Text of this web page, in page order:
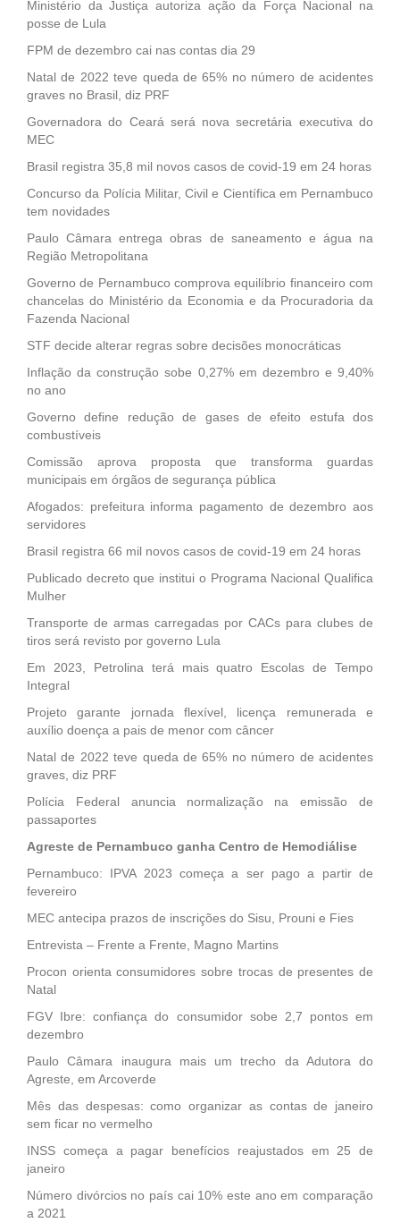
Ministério da Justiça autoriza ação da Força Nacional na
posse de Lula
FPM de dezembro cai nas contas dia 29
Natal de 2022 teve queda de 65% no número de acidentes
graves no Brasil, diz PRF
Governadora do Ceará será nova secretária executiva do
MEC
Brasil registra 35,8 mil novos casos de covid-19 em 24 horas
Concurso da Polícia Militar, Civil e Científica em Pernambuco
tem novidades
Paulo Câmara entrega obras de saneamento e água na
Região Metropolitana
Governo de Pernambuco comprova equilíbrio financeiro com
chancelas do Ministério da Economia e da Procuradoria da
Fazenda Nacional
STF decide alterar regras sobre decisões monocráticas
Inflação da construção sobe 0,27% em dezembro e 9,40%
no ano
Governo define redução de gases de efeito estufa dos
combustíveis
Comissão aprova proposta que transforma guardas
municipais em órgãos de segurança pública
Afogados: prefeitura informa pagamento de dezembro aos
servidores
Brasil registra 66 mil novos casos de covid-19 em 24 horas
Publicado decreto que institui o Programa Nacional Qualifica
Mulher
Transporte de armas carregadas por CACs para clubes de
tiros será revisto por governo Lula
Em 2023, Petrolina terá mais quatro Escolas de Tempo
Integral
Projeto garante jornada flexível, licença remunerada e
auxílio doença a pais de menor com câncer
Natal de 2022 teve queda de 65% no número de acidentes
graves, diz PRF
Polícia Federal anuncia normalização na emissão de
passaportes
Agreste de Pernambuco ganha Centro de Hemodiálise
Pernambuco: IPVA 2023 começa a ser pago a partir de
fevereiro
MEC antecipa prazos de inscrições do Sisu, Prouni e Fies
Entrevista – Frente a Frente, Magno Martins
Procon orienta consumidores sobre trocas de presentes de
Natal
FGV Ibre: confiança do consumidor sobe 2,7 pontos em
dezembro
Paulo Câmara inaugura mais um trecho da Adutora do
Agreste, em Arcoverde
Mês das despesas: como organizar as contas de janeiro
sem ficar no vermelho
INSS começa a pagar benefícios reajustados em 25 de
janeiro
Número divórcios no país cai 10% este ano em comparação
a 2021